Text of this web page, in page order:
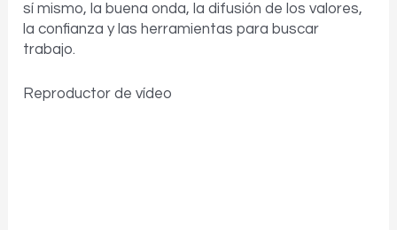
sí mismo, la buena onda, la difusión de los valores,
la confianza y las herramientas para buscar
trabajo.
Reproductor de vídeo